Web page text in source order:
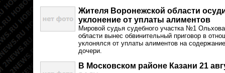
Жителя Воронежской области
уклонение от уплаты алиментов
Мировой судья судебного участка №1
области вынес обвинительный приговор в
уклонялся от уплаты алиментов на
дочери.
В Московском районе Казани 21